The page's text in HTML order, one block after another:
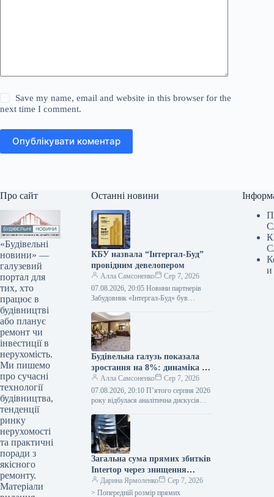
Save my name, email and website in this browser for the
next time I comment.
Опублікувати коментар
Про сайт
«Будівельні
новини» —
галузевий
портал для
тих, хто
працює в
будівництві
або планує
ремонт чи
інвестиції в
нерухомість.
Ми пишемо
про сучасні
технології
будівництва,
тенденції
ринку
нерухомості
та практичні
поради з
якісного
ремонту.
Матеріали
Останні новини
КБУ назвала “Інтергал-Буд”
провідним девелопером
Алла Самсоненко
Сер 7, 2026
07.08.2026, 20:05 Новини партнерів
Забудовник «Інтергал-Буд» був
«Найкращий забудовник» під час
офіційного ювілейного святкування,
присвяченого 15-річчю
Конфедерації…
Будівельна галузь показала
зростання на 8%: динаміка на
ринку нерухомості,
складських приміщень та
іпотечного кредитування
Алла Самсоненко
Сер 7, 2026
07.08.2026, 20:10 П’ятого серпня 2026
року відбулася аналітична дискусія
та нерухомості: перше півріччя 2026
року». Подія…
Загальна сума прямих збитків
Intertop через знищення
головного складу сягає 450
мільйонів гривень.
Дарина Ярмоленко
Сер 7, 2026
> Попередній розмір прямих
и